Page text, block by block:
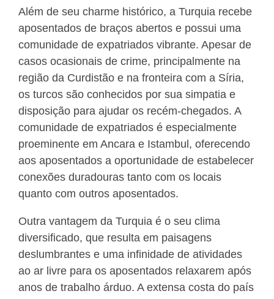
Além de seu charme histórico, a Turquia recebe
aposentados de braços abertos e possui uma
comunidade de expatriados vibrante. Apesar de
casos ocasionais de crime, principalmente na
região da Curdistão e na fronteira com a Síria,
os turcos são conhecidos por sua simpatia e
disposição para ajudar os recém-chegados. A
comunidade de expatriados é especialmente
proeminente em Ancara e Istambul, oferecendo
aos aposentados a oportunidade de estabelecer
conexões duradouras tanto com os locais
quanto com outros aposentados.
Outra vantagem da Turquia é o seu clima
diversificado, que resulta em paisagens
deslumbrantes e uma infinidade de atividades
ao ar livre para os aposentados relaxarem após
anos de trabalho árduo. A extensa costa do país